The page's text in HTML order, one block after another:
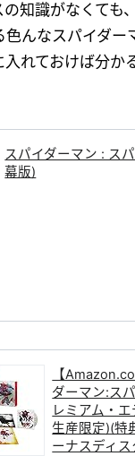
の知識がなくても
んなスパイダー
入れておけば分か
スパイダーマン : ス
幕版)
【
ダーマン:ス
レミアム・
生産限定)(特
ーナスディ